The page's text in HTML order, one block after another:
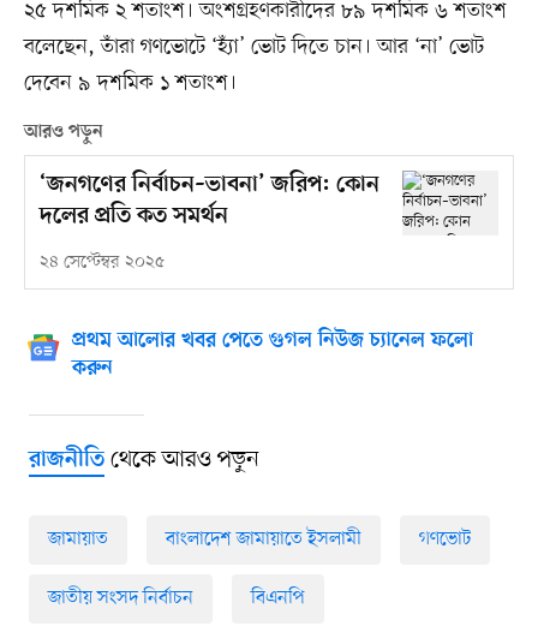
২৫ দশমিক ২ শতাংশ। অংশগ্রহণকারীদের ৮৯ দশমিক ৬ শতাংশ
বলেছেন, তাঁরা গণভোটে ‘হ্যাঁ’ ভোট দিতে চান। আর ‘না’ ভোট
দেবেন ৯ দশমিক ১ শতাংশ।
আরও পড়ুন
‘জনগণের নির্বাচন–ভাবনা’ জরিপ: কোন
দলের প্রতি কত সমর্থন
২৪ সেপ্টেম্বর ২০২৫
প্রথম আলোর খবর পেতে গুগল নিউজ চ্যানেল ফলো
করুন
রাজনীতিথেকে আরও পড়ুন
জামায়াত বাংলাদেশ জামায়াতে ইসলামী গণভোট
জাতীয় সংসদ নির্বাচন বিএনপি